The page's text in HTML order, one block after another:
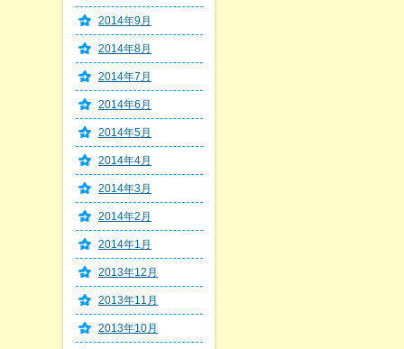
2014年9月
2014年8月
2014年7月
2014年6月
2014年5月
2014年4月
2014年3月
2014年2月
2014年1月
2013年12月
2013年11月
2013年10月